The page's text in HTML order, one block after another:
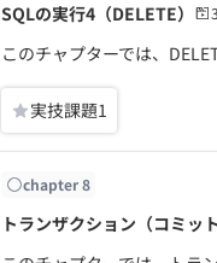
SQLの実行4（DELETE）
このチャプターでは、
実技課題1
chapter8
トランザクション（コミッ